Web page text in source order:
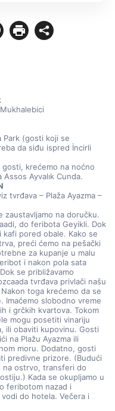
Park (gosti koji se
da siđu ispred İncirli
krećemo na noćno
Ayvalık Cunda.
tvrđava – Plaža Ayazma –
zaustavljamo na doručku.
do feribota Geyikli. Dok
pored obale. Kako se
preći ćemo na pešački
za kupanje u malu
i nakon pola sata
se približavamo
tvrđava privlači našu
toga krećemo da se
Imaćemo slobodno vreme
i grčkih kvartova. Tokom
mogu posetiti vinariju
ili obaviti kupovinu. Gosti
na Plažu Ayazma ili
moru. Dodatno, gosti
predivne prizore. (Budući
na ostrvo, transferi do
Kada se okupljamo u
feribotom nazad i
do hotela. Večera i